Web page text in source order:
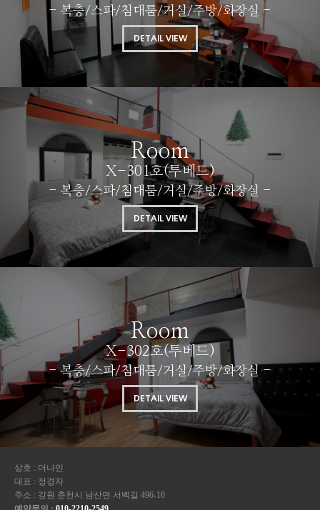
- 복층/스파/침대룸/거실/주방/화장실 -
DETAIL VIEW
Room
X-301호(투베드)
- 복층/스파/침대룸/거실/주방/화장실 -
DETAIL VIEW
Room
X-302호(투베드)
- 복층/스파/침대룸/거실/주방/화장실 -
DETAIL VIEW
상호 : 더나인
대표 : 정경자
주소 : 강원 춘천시 남산면 서백길 496-10